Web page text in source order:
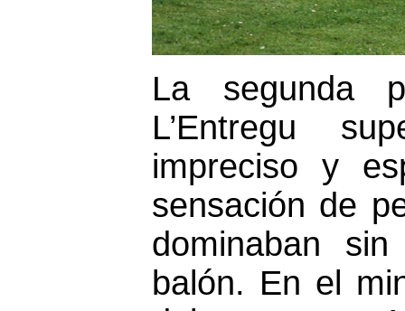
La segunda
L’Entregu
impreciso y
sensación de
dominaban
balón. En el